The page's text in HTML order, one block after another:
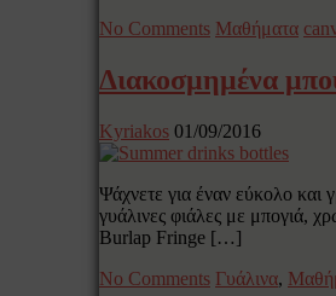
No Comments Μαθήματα
Διακοσμημένα
Kyriakos 01/09/2016
Ψάχνετε για έναν εύκολο και
γυάλινες φιάλες με μπογιά,
Burlap Fringe […]
No Comments Γυάλινα,